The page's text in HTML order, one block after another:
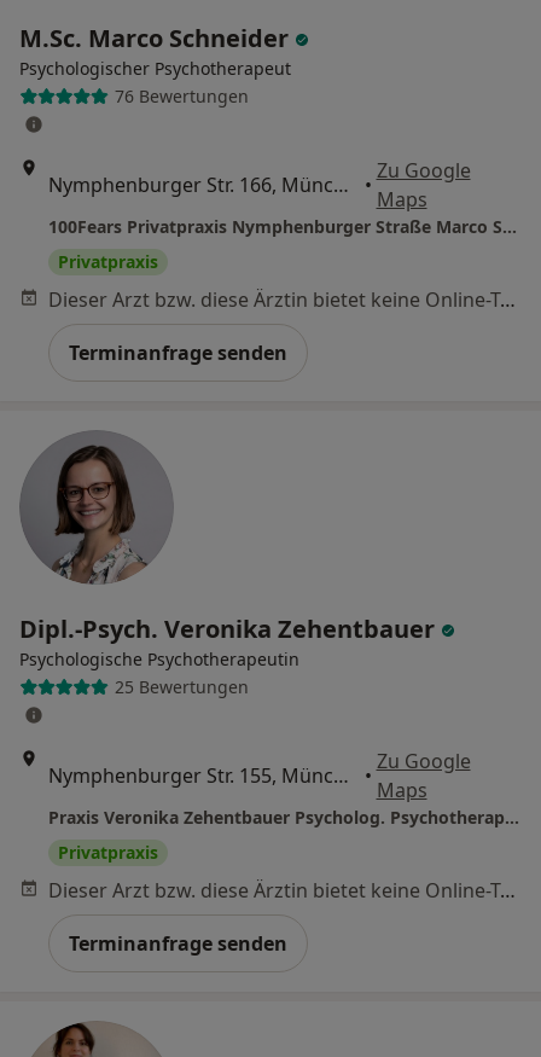
M.Sc. Marco Schneider
Psychologischer Psychotherapeut
76 Bewertungen
Nymphenburger Str. 166, München •
Zu Google
Maps
100Fears Privatpraxis Nymphenburger Straße Marco Schneider Psycholog. Psychotherapeut
Privatpraxis
Dieser Arzt bzw. diese Ärztin bietet keine Online-Terminbuchung an diesem Standort an.
Terminanfrage senden
Dipl.-Psych. Veronika Zehentbauer
Psychologische Psychotherapeutin
25 Bewertungen
Nymphenburger Str. 155, München •
Zu Google
Maps
Praxis Veronika Zehentbauer Psycholog. Psychotherapeutin
Privatpraxis
Dieser Arzt bzw. diese Ärztin bietet keine Online-Terminbuchung an diesem Standort an.
Terminanfrage senden